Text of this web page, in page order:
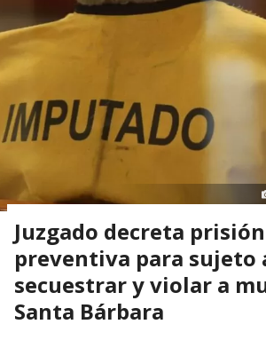
Juzgado decreta prisión
preventiva para sujeto
secuestrar y violar a
Santa Bárbara